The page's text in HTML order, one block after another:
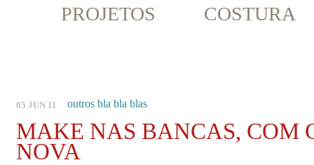
PROJETOS COSTURA
05 JUN 11 outros bla bla blas
MAKE NAS BANCAS, COM
NOVA